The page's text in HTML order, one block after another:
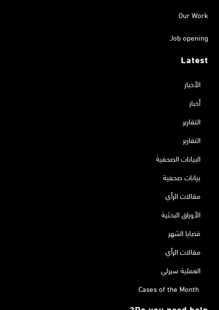
Our Work
Job opening
Latest
الأخبار
أخبار
التقارير
التقارير
البيانات الصحفية
بيانات صحفية
مقالات الرأي
الأوراق البحثية
قضايا الشهر
مقالات الرأي
العملية سيرلي
Cases of the Month